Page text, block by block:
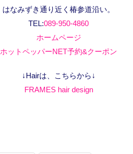
はなみずき通り近く椿参道沿い。
TEL:089-950-4860
ホームページ
ホットペッパーNET予約&クーポン
↓Hairは、こちらから↓
FRAMES hair design